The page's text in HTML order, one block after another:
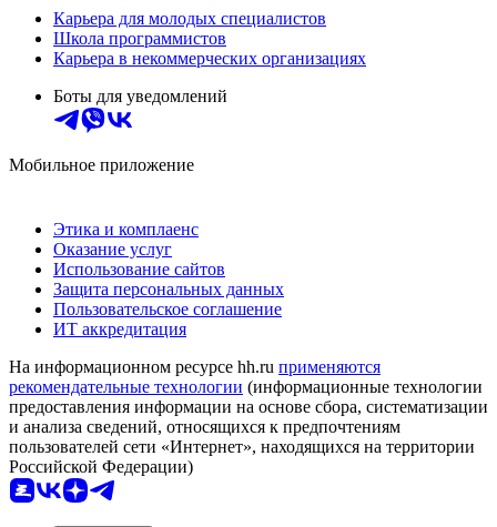
Карьера для молодых специалистов
Школа программистов
Карьера в некоммерческих организациях
Боты для уведомлений
Мобильное приложение
Этика и комплаенс
Оказание услуг
Использование сайтов
Защита персональных данных
Пользовательское соглашение
ИТ аккредитация
На информационном ресурсе hh.ru применяются
рекомендательные технологии (информационные технологии
предоставления информации на основе сбора, систематизации
и анализа сведений, относящихся к предпочтениям
пользователей сети «Интернет», находящихся на территории
Российской Федерации)